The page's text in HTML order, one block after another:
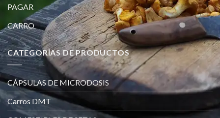
PAGAR
CARRO
CATEGORÍAS DE PRODUCTOS
CÁPSULAS DE MICRODOSIS
Carros DMT